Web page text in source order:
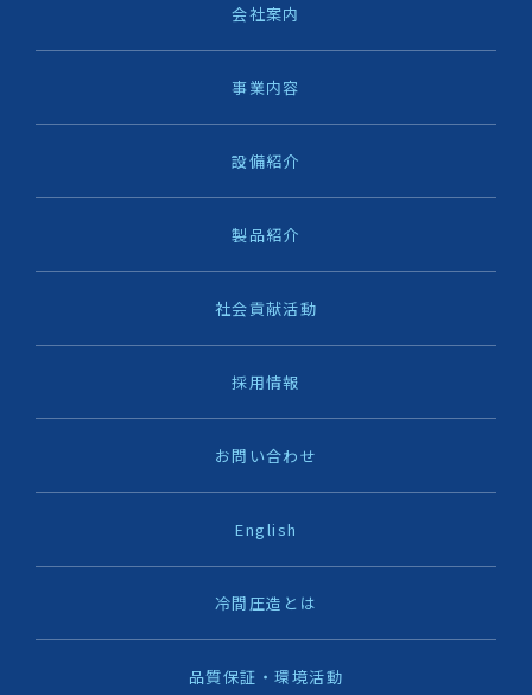
会社案内
事業内容
設備紹介
製品紹介
社会貢献活動
採用情報
お問い合わせ
English
冷間圧造とは
品質保証・環境活動